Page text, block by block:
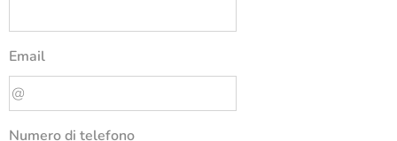
Email
Numero di telefono